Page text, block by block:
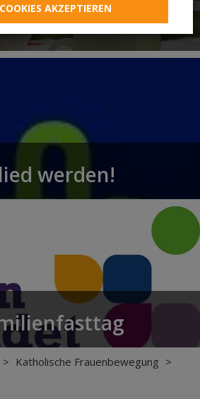
FrauenStärken
werden!
> Katholische Frauenbewegung >
AKZEPTIEREN